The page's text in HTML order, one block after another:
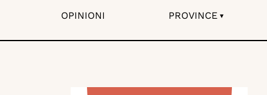
OPINIONI PROVINCE ▾